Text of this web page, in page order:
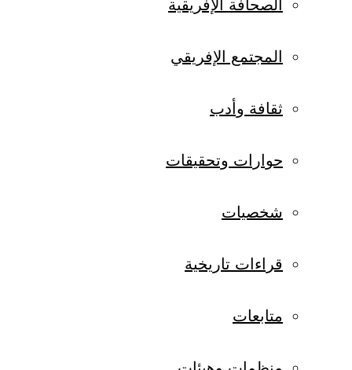
الصحافة الإفريقية
المجتمع الإفريقي
ثقافة وأدب
حوارات وتحقيقات
شخصيات
قراءات تاريخية
متابعات